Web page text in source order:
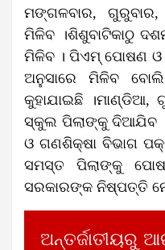
ମଙ୍ଗଳବାର,
ମିଳିବ ।ଶିଶୁବାଟିକାଠୁ
ମିଳିବ । ପିଏମ୍ ପୋଷଣ ଓ
ଅନୁସାରେ ମିଳିବ
କୁହାଯାଇଛି
ସ୍କୁଲ ପିଲାଙ୍କୁ ଦିଆଯିବ
ଓ ଗଣଶିକ୍ଷା ବିଭାଗ
ସମସ୍ତ ପିଲାଙ୍କୁ
ସରକାରଙ୍କ ନିଷ୍ପତ୍ତି
ଅନ୍ତର୍ଜାତୀୟରୁ